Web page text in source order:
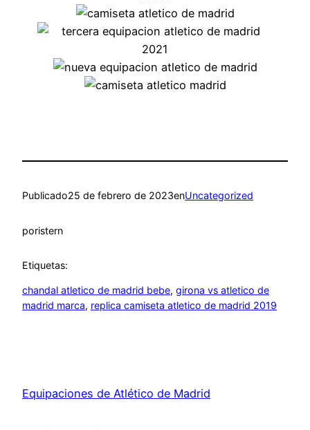
Publicado25 de febrero de 2023enUncategorized
poristern
Etiquetas:
chandal atletico de madrid bebe, girona vs atletico de
madrid marca, replica camiseta atletico de madrid 2019
Equipaciones de Atlético de Madrid